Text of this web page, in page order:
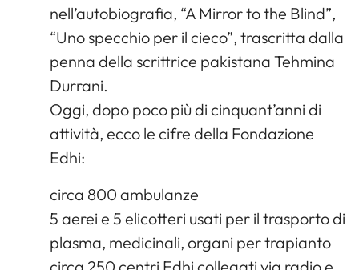
nell’autobiografia, “A Mirror to the Blind”,
“Uno specchio per il cieco”, trascritta dalla
penna della scrittrice pakistana Tehmina
Durrani.
Oggi, dopo poco più di cinquant’anni di
attività, ecco le cifre della Fondazione
Edhi:
circa 800 ambulanze
5 aerei e 5 elicotteri usati per il trasporto di
plasma, medicinali, organi per trapianto